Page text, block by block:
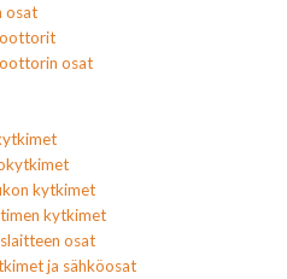
osat
osat
kytkimet
kytkimet
osat
ja sähköosat